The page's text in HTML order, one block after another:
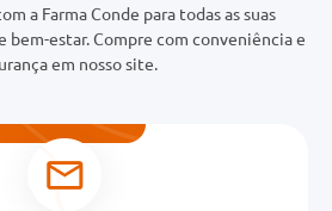
a Farma Conde para todas as suas
bem-estar. Compre com conveniência e
em nosso site.